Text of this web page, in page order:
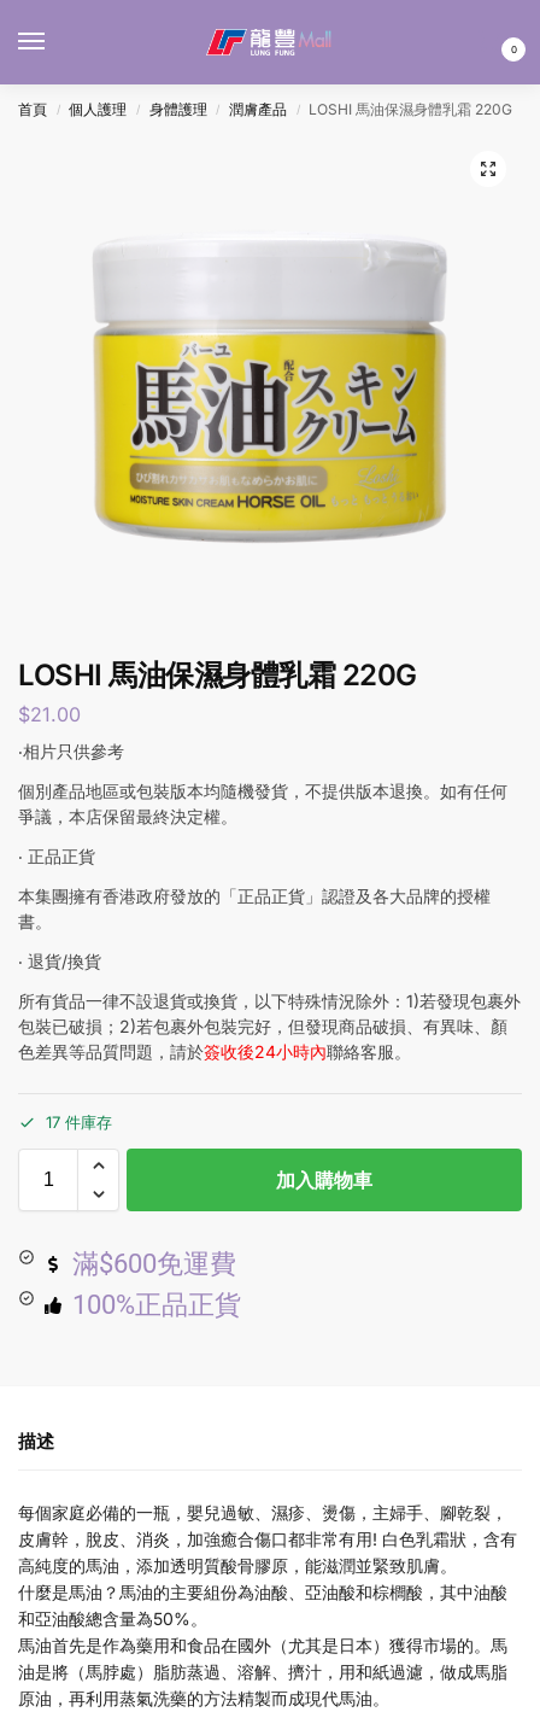
0
首頁 / 個人護理 / 身體護理 / 潤膚產品 / LOSHI 馬油保濕身體乳霜 220G
LOSHI 馬油保濕身體乳霜 220G
$21.00
‧相片只供參考
個別產品地區或包裝版本均隨機發貨，不提供版本退換。如有任何
爭議，本店保留最終決定權。
‧ 正品正貨
本集團擁有香港政府發放的「正品正貨」認證及各大品牌的授權
書。
‧ 退貨/換貨
所有貨品一律不設退貨或換貨，以下特殊情況除外：1)若發現包裹外
包裝已破損；2)若包裹外包裝完好，但發現商品破損、有異味、顏
色差異等品質問題，請於簽收後24小時內聯絡客服。
17 件庫存
加入購物車
滿$600免運費
100%正品正貨
描述
每個家庭必備的一瓶，嬰兒過敏、濕疹、燙傷，主婦手、腳乾裂，
皮膚幹，脫皮、消炎，加強癒合傷口都非常有用! 白色乳霜狀，含有
高純度的馬油，添加透明質酸骨膠原，能滋潤並緊致肌膚。
什麼是馬油？馬油的主要組份為油酸、亞油酸和棕櫚酸，其中油酸
和亞油酸總含量為50%。
馬油首先是作為藥用和食品在國外（尤其是日本）獲得市場的。馬
油是將（馬脖處）脂肪蒸過、溶解、擠汁，用和紙過濾，做成馬脂
原油，再利用蒸氣洗藥的方法精製而成現代馬油。